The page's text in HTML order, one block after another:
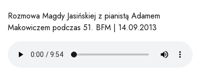
Rozmowa Magdy Jasińskiej z pianistą Adamem
Makowiczem podczas 51. BFM | 14.09.2013